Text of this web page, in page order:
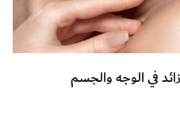
في الوجه والجسم